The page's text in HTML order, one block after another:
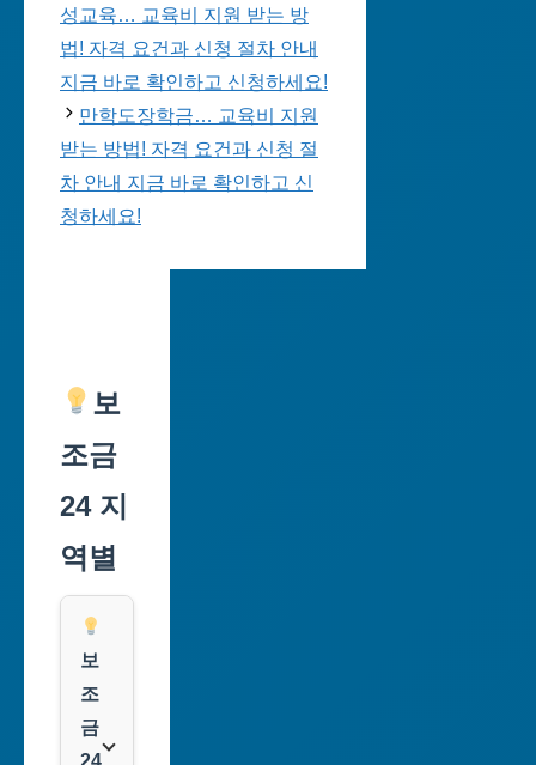
성교육… 교육비 지원 받는 방
법! 자격 요건과 신청 절차 안내
지금 바로 확인하고 신청하세요!
만학도장학금… 교육비 지원
받는 방법! 자격 요건과 신청 절
차 안내 지금 바로 확인하고 신
청하세요!
보
조금
24 지
역별
보
조
금
24